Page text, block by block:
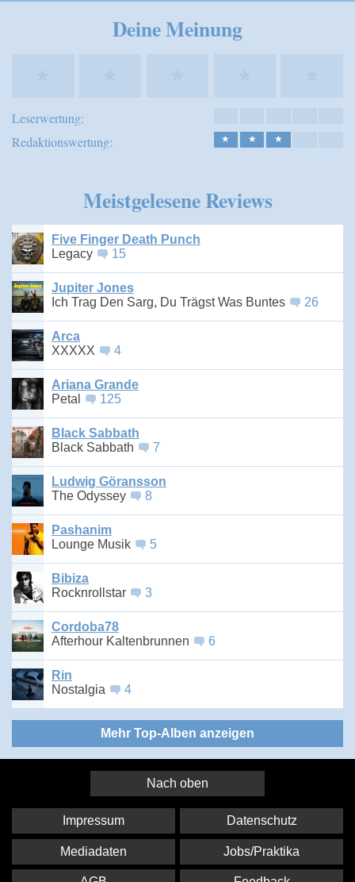
Deine Meinung
Leserwertung:
Redaktionswertung:
★ ★ ★
Meistgelesene Reviews
Five Finger Death Punch
Legacy
15
Jupiter Jones
Ich Trag Den Sarg, Du Trägst Was Buntes
26
Arca
XXXXX
4
Ariana Grande
Petal
125
Black Sabbath
Black Sabbath
7
Ludwig Göransson
The Odyssey
8
Pashanim
Lounge Musik
5
Bibiza
Rocknrollstar
3
Cordoba78
Afterhour Kaltenbrunnen
6
Rin
Nostalgia
4
Mehr Top-Alben anzeigen
Nach oben
Impressum Datenschutz
Mediadaten Jobs/Praktika